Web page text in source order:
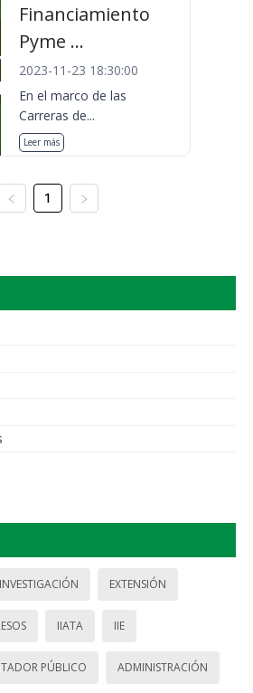
Financiamiento
Pyme ...
2023-11-23 18:30:00
En el marco de las
Carreras de...
Leer más
1
INVESTIGACIÓN EXTENSIÓN
IIATA IIE
PÚBLICO ADMINISTRACIÓN